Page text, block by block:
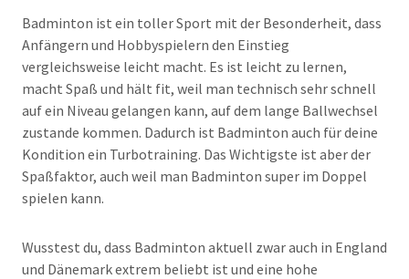
Badminton ist ein toller Sport mit der Besonderheit, dass
Anfängern und Hobbyspielern den Einstieg
vergleichsweise leicht macht. Es ist leicht zu lernen,
macht Spaß und hält fit, weil man technisch sehr schnell
auf ein Niveau gelangen kann, auf dem lange Ballwechsel
zustande kommen. Dadurch ist Badminton auch für deine
Kondition ein Turbotraining. Das Wichtigste ist aber der
Spaßfaktor, auch weil man Badminton super im Doppel
spielen kann.
Wusstest du, dass Badminton aktuell zwar auch in England
und Dänemark extrem beliebt ist und eine hohe